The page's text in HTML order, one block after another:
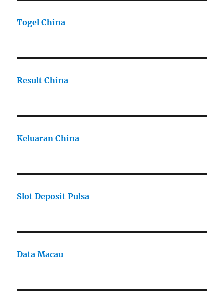
Togel China
Result China
Keluaran China
Slot Deposit Pulsa
Data Macau